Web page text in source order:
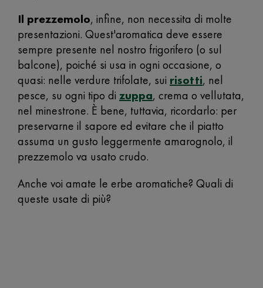
Il prezzemolo, infine, non necessita di molte
presentazioni. Quest'aromatica deve essere
sempre presente nel nostro frigorifero (o sul
balcone), poiché si usa in ogni occasione, o
quasi: nelle verdure trifolate, sui risotti, nel
pesce, su ogni tipo di zuppa, crema o vellutata,
nel minestrone. È bene, tuttavia, ricordarlo: per
preservarne il sapore ed evitare che il piatto
assuma un gusto leggermente amarognolo, il
prezzemolo va usato crudo.
Anche voi amate le erbe aromatiche? Quali di
queste usate di più?